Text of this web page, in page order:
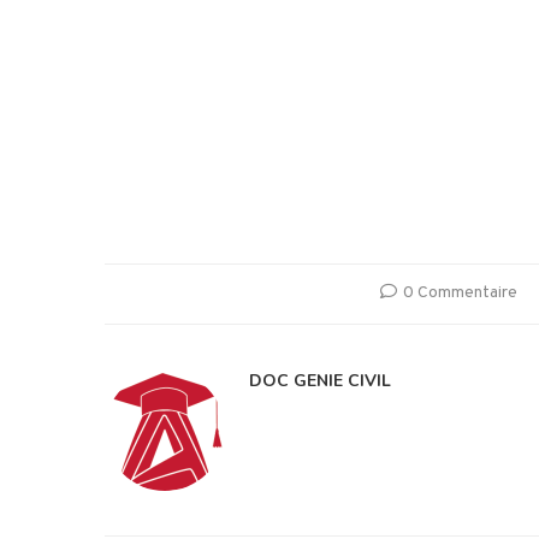
0 Commentaire
DOC GENIE CIVIL